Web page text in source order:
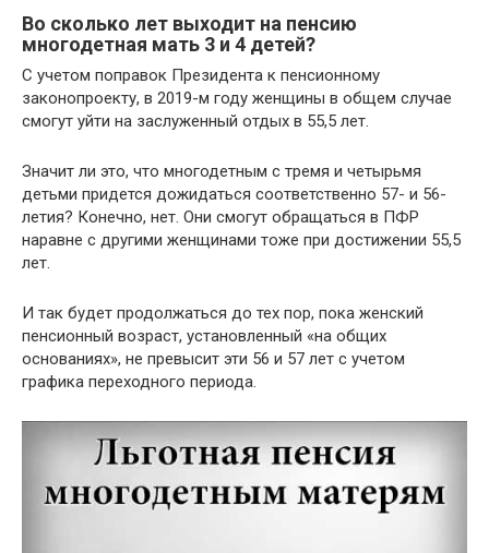
Во сколько лет выходит на пенсию
многодетная мать 3 и 4 детей?
С учетом поправок Президента к пенсионному
законопроекту, в 2019-м году женщины в общем случае
смогут уйти на заслуженный отдых в 55,5 лет.
Значит ли это, что многодетным с тремя и четырьмя
детьми придется дожидаться соответственно 57- и 56-
летия? Конечно, нет. Они смогут обращаться в ПФР
наравне с другими женщинами тоже при достижении 55,5
лет.
И так будет продолжаться до тех пор, пока женский
пенсионный возраст, установленный «на общих
основаниях», не превысит эти 56 и 57 лет с учетом
графика переходного периода.